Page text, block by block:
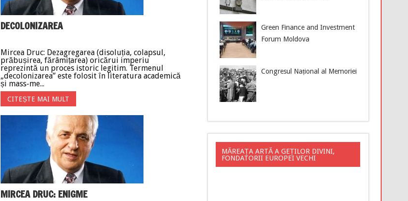
DECOLONIZAREA
Mircea Druc: Dezagregarea (disoluția, colapsul,
prăbușirea, fărâmițarea) oricărui imperiu
reprezintă un proces istoric legitim. Termenul
„decolonizarea” este folosit în literatura academică
și mass-me...
CITEȘTE MAI MULT
MIRCEA DRUC: ENIGME
Green Finance and Investment
Forum Moldova
Congresul Național al Memoriei
MĂREAȚA ARTĂ A GEȚILOR DIVINI,
FONDATORII EUROPEI VECHI